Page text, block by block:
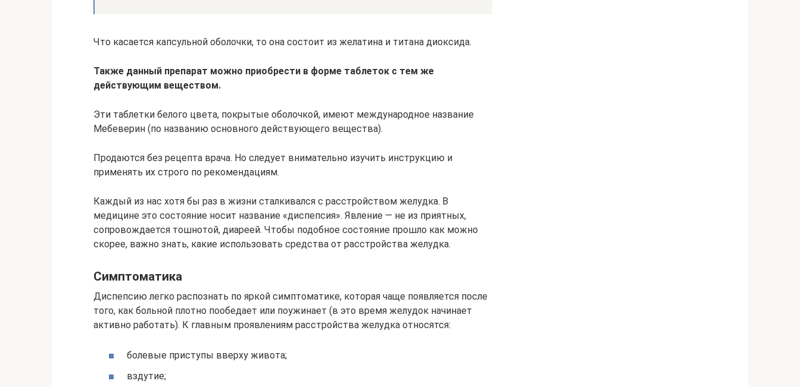
Что касается капсульной оболочки, то она состоит из желатина и титана диоксида.
Также данный препарат можно приобрести в форме таблеток с тем же
действующим веществом.
Эти таблетки белого цвета, покрытые оболочкой, имеют международное название
Мебеверин (по названию основного действующего вещества).
Продаются без рецепта врача. Но следует внимательно изучить инструкцию и
применять их строго по рекомендациям.
Каждый из нас хотя бы раз в жизни сталкивался с расстройством желудка. В
медицине это состояние носит название «диспепсия». Явление — не из приятных,
сопровождается тошнотой, диареей. Чтобы подобное состояние прошло как можно
скорее, важно знать, какие использовать средства от расстройства желудка.
Симптоматика
Диспепсию легко распознать по яркой симптоматике, которая чаще появляется после
того, как больной плотно пообедает или поужинает (в это время желудок начинает
активно работать). К главным проявлениям расстройства желудка относятся:
болевые приступы вверху живота;
вздутие;